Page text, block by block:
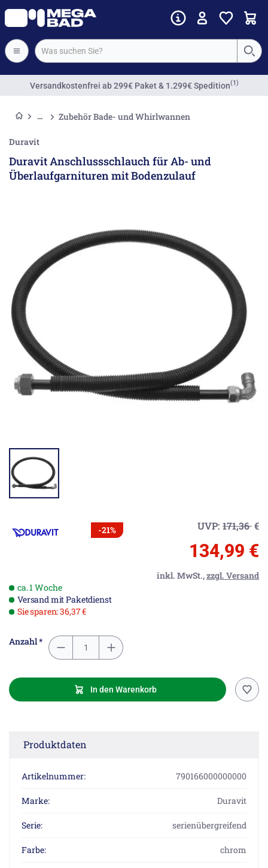
Versandkostenfrei ab 299€ Paket & 1.299€ Spedition(1)
Zubehör Bade- und Whirlwannen
Duravit
Duravit Anschlussschlauch für Ab- und
Überlaufgarnituren mit Bodenzulauf
-21% UVP: 171,36€
134,99 €
inkl. MwSt.,zzgl. Versand
ca. 1 Woche
Versand mit Paketdienst
Sie sparen: 36,37 €
Anzahl *
In den Warenkorb
Produktdaten
Artikelnummer: 790166000000000
Marke: Duravit
Serie: serienübergreifend
Farbe: chrom